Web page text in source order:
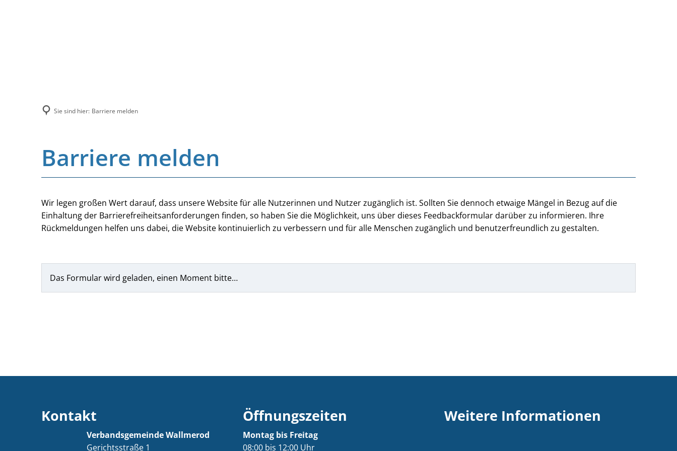
Sie sind hier: Barriere melden
Barriere melden
Wir legen großen Wert darauf, dass unsere Website für alle Nutzerinnen und Nutzer zugänglich ist. Sollten Sie dennoch etwaige Mängel in Bezug auf die
Einhaltung der Barrierefreiheitsanforderungen finden, so haben Sie die Möglichkeit, uns über dieses Feedbackformular darüber zu informieren. Ihre
Rückmeldungen helfen uns dabei, die Website kontinuierlich zu verbessern und für alle Menschen zugänglich und benutzerfreundlich zu gestalten.
Das Formular wird geladen, einen Moment bitte…
Kontakt
Verbandsgemeinde Wallmerod
Gerichtsstraße 1
Öffnungszeiten
Montag bis Freitag
08:00 bis 12:00 Uhr
Weitere Informationen